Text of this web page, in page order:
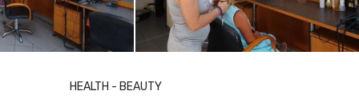
HEALTH - BEAUTY